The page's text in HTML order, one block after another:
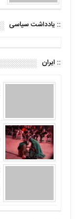
:: یادداشت سیاسی
:: ایران